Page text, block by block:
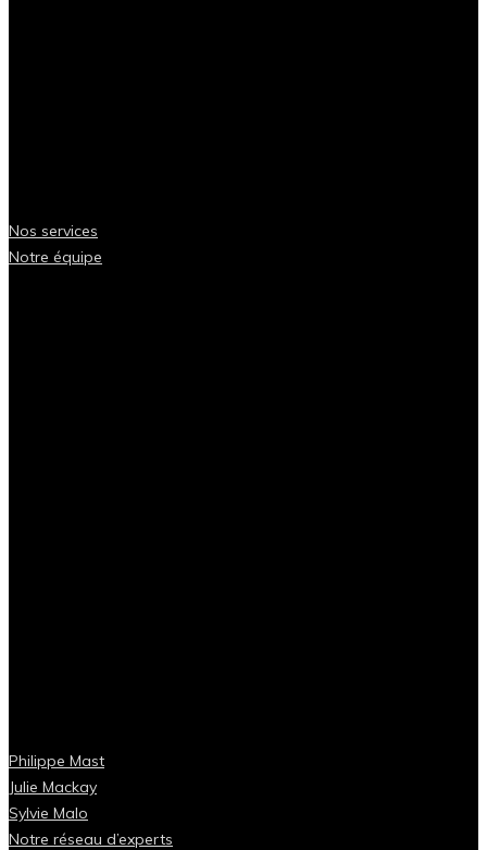
Nos services
Notre équipe
Philippe Mast
Julie Mackay
Sylvie Malo
Notre réseau d’experts